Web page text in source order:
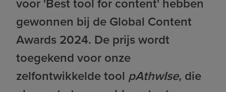
gewonnen bij de Global Content
Awards 2024. De prijs wordt
toegekend voor onze
zelfontwikkelde tool pAthwIse, die